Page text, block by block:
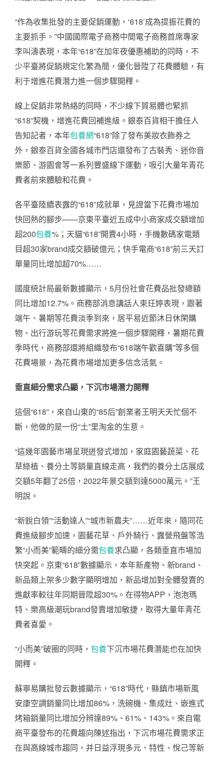
“作為收集批發的主要促銷運動，‘618’成為提振花費的
主要抓手。”中國國際電子商務中間電子商務首席專家
李叫濤表現，本年“618”在加年夜優惠補助的同時，不
少平臺將促銷規定化繁為簡，優化晉陞了花費體驗，有
利于增進花費潛力進一個步驟開釋。
線上促銷非常熱絡的同時，不少線下貿易體也緊抓
“618”契機，增進花費回補進級。銀泰百貨相干擔任人
告知記者，本年包養網“618”除了發布美妝衣飾券之
外，銀泰百貨全國各城市門店還發布了古裝秀、迷你音
樂節、游園會等一系列豐盛線下運動，吸引大量年青花
費者前來體驗和花費。
各平臺陸續表露的“618”成就單，見證當下花費市場加
快回熱的腳步——京東平臺近五成中小商家成交額增加
超200包養%；天貓“618”開賣4小時，手機數碼家電類
目超30家brand成交額破億元；快手電商“618”前三天訂
單量同比增加超70%……
國度統計局最新數據顯示，5月份社會花費品批發總額
同比增加12.7%。商務部消息講話人束玨婷表現，跟著
端午、暑期等花費淡季到來，居平易近節沐日休閑購
物、出行游玩等花費需求將進一個步驟開釋，暑期花費
季時代，商務部還將組織發布“618端午歡喜購”等多個
花費場景，為花費市場增加更多信念活氣。
垂直細分需求凸顯，下沉市場潛力開釋
這個“618”，來自山東的“85后”創業者王明天天忙個不
斷，他做的是一份“土”里淘金的生意。
“這幾年園藝市場呈現迸發式增加，家庭園藝蔬菜、花
草綠植、養分土等銷量直線走高，我們的養分土店展成
交額5年翻了25倍，2022年景交額到達5000萬元。”王
明說。
“新銳白領”“活動達人”“城市新農夫”……近年來，隨同花
費進級腳步加速，園藝花草、戶外騎行、露營飛盤等浩
繁“小而美”範疇的細分需包養求凸顯，各類垂直市場加
快突起。京東“618”數據顯示，本年新產物、新brand、
新品類上架多少數字顯明增加，新品增加對全體發賣的
進獻率較往年同期晉陞超30%。在得物APP，泡泡瑪
特、樂高級潮玩brand發賣增加敏捷，取得大量年青花
費者喜愛。
“小而美”破圈的同時， 包養下沉市場花費潛能也在加快
開釋。
蘇寧易購批發云數據顯示，“618”時代，縣鎮市場新風
安康空調銷量同比增加86%，洗碗機、集成灶、嵌進式
烤箱銷量同比增加分辨達89%、61%、143%。來自電
商平臺發布的花費趨向陳述指出，下沉市場花費需求正
在與高線城市趨同，并日益浮現多元、特性、悅己等新